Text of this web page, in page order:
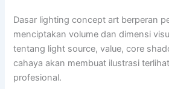
Dasar lighting concept art berperan
menciptakan volume dan dimensi
tentang light source, value, core
cahaya akan membuat ilustrasi
profesional.